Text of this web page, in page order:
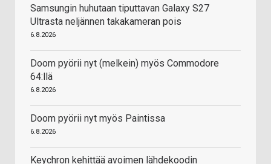
Samsungin huhutaan tiputtavan Galaxy S27
Ultrasta neljännen takakameran pois
6.8.2026
Doom pyörii nyt (melkein) myös Commodore
64:llä
6.8.2026
Doom pyörii nyt myös Paintissa
6.8.2026
Keychron kehittää avoimen lähdekoodin